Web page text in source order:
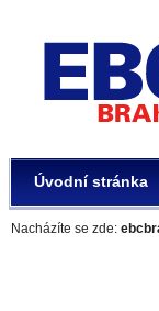
EBC
Nacházíte se zde:
Úvodní stránka